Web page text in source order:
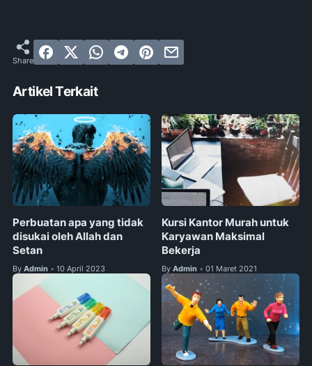
Artikel Terkait
Perbuatan apa yang tidak
disukai oleh Allah dan
Setan
By Admin • 10 April 2023
Kursi Kantor Murah untuk
Karyawan Maksimal
Bekerja
By Admin • 01 Maret 2021